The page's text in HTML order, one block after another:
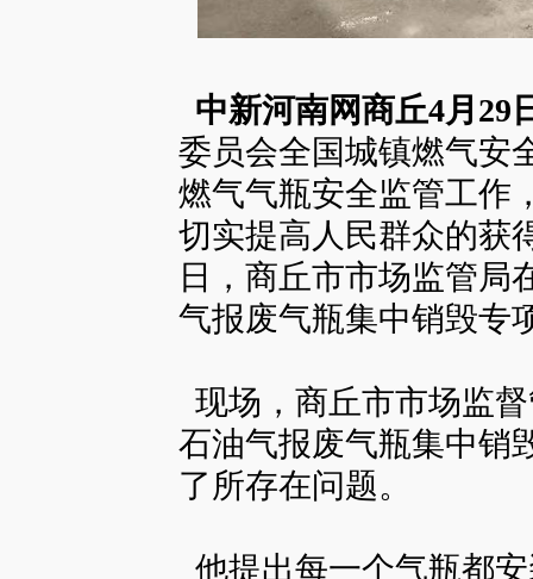
中新河南网商丘4月29
委员会全国城镇燃气安
燃气气瓶安全监管工作
切实提高人民群众的获
日，商丘市市场监管局
气报废气瓶集中销毁专
现场，商丘市市场监
石油气报废气瓶集中销
了所存在问题。
他提出每一个气瓶都